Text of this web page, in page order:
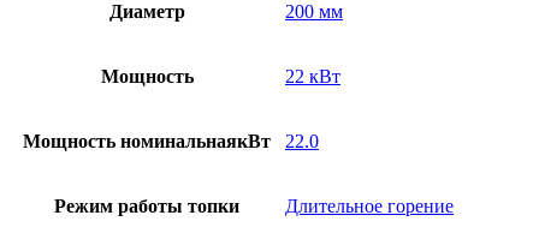
Диаметр 200 мм
Мощность 22 кВт
Мощность номинальнаякВт 22.0
Режим работы топки Длительное горение